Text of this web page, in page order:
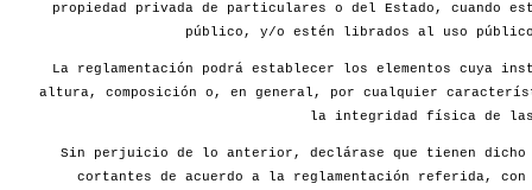
propiedad privada de particulares o del Estado, cuando
público, y/o estén librados al uso
La reglamentación podrá establecer los elementos cuya
altura, composición o, en general, por cualquier
la integridad física de las
Sin perjuicio de lo anterior, declárase que tienen dicho
cortantes de acuerdo a la reglamentación referida,